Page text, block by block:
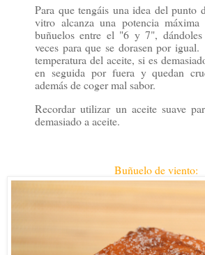
Para que tengáis una idea del punto
vitro alcanza una potencia
buñuelos entre el "6 y 7",
veces para que se dorasen por
temperatura del aceite, si es
en seguida por fuera y quedan
además de coger mal sabor.
Recordar utilizar un aceite suave
demasiado a aceite.
Buñuelo de viento: